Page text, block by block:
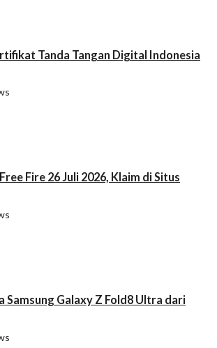
Tanda Tangan Digital Indonesia
Fire 26 Juli 2026, Klaim di Situs
Samsung Galaxy Z Fold8 Ultra dari